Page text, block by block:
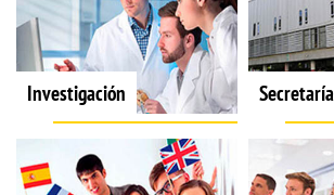
Investigación Secretaría